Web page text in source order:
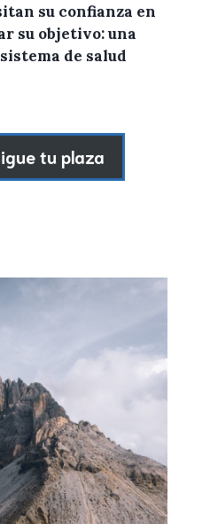
su confianza en
su objetivo: una
de salud
tu plaza